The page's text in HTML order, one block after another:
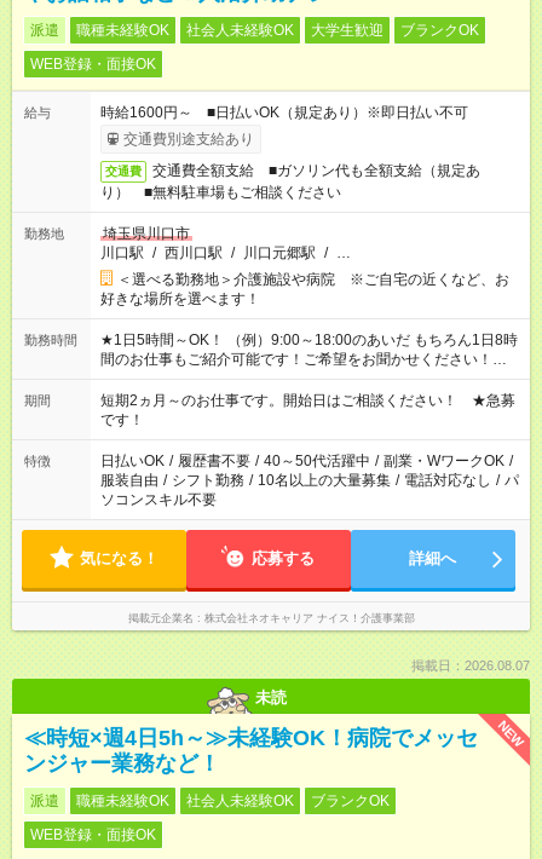
派遣 職種未経験OK 社会人未経験OK 大学生歓迎
ブランクOK
WEB登録・面接OK
給与
時給1600円～ ■日払いOK（規定あり）※即日払い不可
交通費別途支給あり
交通費
交通費全額支給 ■ガソリン代も全額支給（規定あ
り） ■無料駐車場もご相談ください
勤務地
埼玉県川口市
川口駅 / 西川口駅 / 川口元郷駅 / …
＜選べる勤務地＞介護施設や病院 ※ご自宅の近くなど、お
好きな場所を選べます！
勤務時間
★1日5時間～OK！ （例）9:00～18:00のあいだ もちろん1日8時
間のお仕事もご紹介可能です！ご希望をお聞かせください！★家
庭の都合でお休みが必要な場合も遠慮なくご相談ください。 ※
週最低15時間以上の勤務が必要です
期間
短期2ヵ月～のお仕事です。開始日はご相談ください！ ★急募
です！
特徴 日払いOK / 履歴書不要 / 40～50代活躍中 / 副業・WワークOK /
服装自由 / シフト勤務 / 10名以上の大量募集 / 電話対応なし / パ
ソコンスキル不要
気になる！ 応募する 詳細へ
掲載元企業名 株式会社ネオキャリア ナイス！介護事業部
掲載日：2026.08.07
未読
NEW
≪時短×週4日5h～≫未経験OK！病院でメッセ
ンジャー業務など！
派遣 職種未経験OK 社会人未経験OK
ブランクOK
WEB登録・面接OK